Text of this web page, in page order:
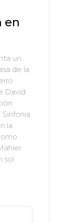
un
de la
David
la
sol